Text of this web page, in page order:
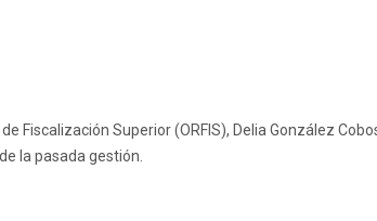
Fiscalización Superior (ORFIS), Delia González
la pasada gestión.